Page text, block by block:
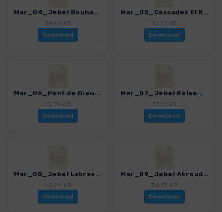
Mar_04_Jebel Bouhachem.gpx
39.62 KB
Download
Mar_05_Cascades El Kelaa.gpx
47.22 KB
Download
Mar_06_Pont de Dieu.gpx
15.76 KB
Download
Mar_07_Jebel Kelaa.gpx
37.18 KB
Download
Mar_08_Jebel Lakraa.gpx
49.24 KB
Download
Mar_09_Jebel Akroud.gpx
38.13 KB
Download